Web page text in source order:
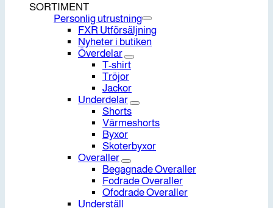
SORTIMENT
Personlig utrustning
FXR Utförsäljning
Nyheter i butiken
Överdelar
T-shirt
Tröjor
Jackor
Underdelar
Shorts
Värmeshorts
Byxor
Skoterbyxor
Overaller
Begagnade Overaller
Fodrade Overaller
Ofodrade Overaller
Underställ